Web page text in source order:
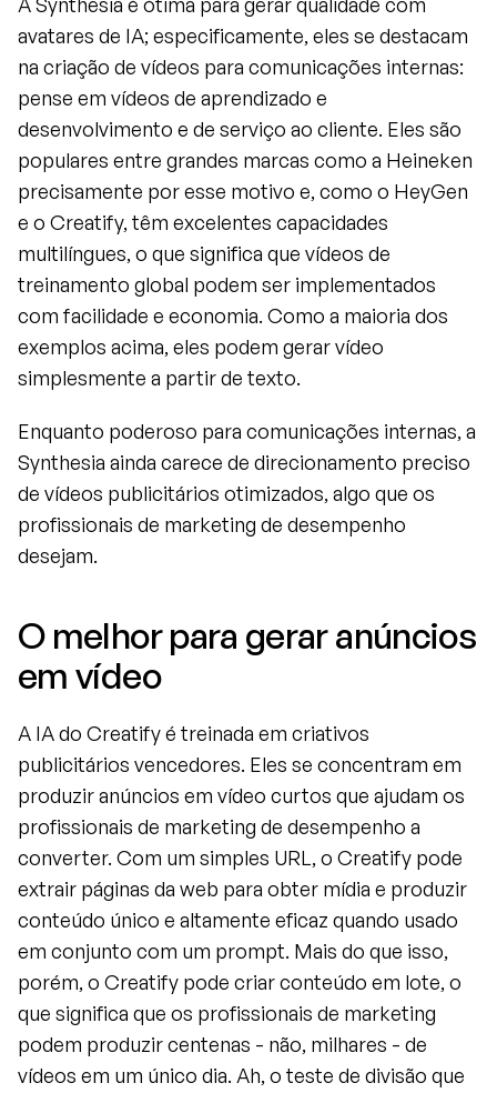
avatares de IA; especificamente, eles se destacam
na criação de vídeos para comunicações internas:
pense em vídeos de aprendizado e
desenvolvimento e de serviço ao cliente. Eles são
populares entre grandes marcas como a Heineken
precisamente por esse motivo e, como o HeyGen
e o Creatify, têm excelentes capacidades
multilíngues, o que significa que vídeos de
treinamento global podem ser implementados
com facilidade e economia. Como a maioria dos
exemplos acima, eles podem gerar vídeo
simplesmente a partir de texto.
Enquanto poderoso para comunicações internas, a
Synthesia ainda carece de direcionamento preciso
de vídeos publicitários otimizados, algo que os
profissionais de marketing de desempenho
desejam.
O melhor para gerar anúncios
em vídeo
A IA do Creatify é treinada em criativos
publicitários vencedores. Eles se concentram em
produzir anúncios em vídeo curtos que ajudam os
profissionais de marketing de desempenho a
converter. Com um simples URL, o Creatify pode
extrair páginas da web para obter mídia e produzir
conteúdo único e altamente eficaz quando usado
em conjunto com um prompt. Mais do que isso,
porém, o Creatify pode criar conteúdo em lote, o
que significa que os profissionais de marketing
podem produzir centenas - não, milhares - de
vídeos em um único dia. Ah, o teste de divisão que